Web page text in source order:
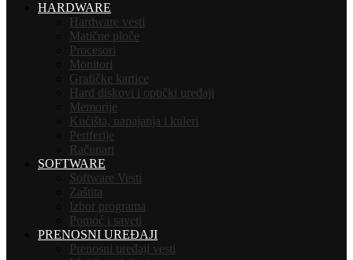
HARDWARE
Hardware vesti
Matične ploče
Procesori
Monitori
Grafičke kartice
Hard diskovi i optički uređaji
Memorije
Kućišta, napajanja i kuleri
Periferije
Računari
SOFTWARE
Software Vesti
Zaštita
Izbor programa
Pomoć i saveti
PRENOSNI UREĐAJI
Prenosni uređaji vesti